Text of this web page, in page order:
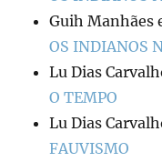
Guih Manhães
OS INDIANOS
Lu Dias
O TEMPO
Lu Dias
FAUVISMO